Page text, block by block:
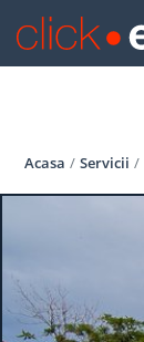
Acasa Servicii